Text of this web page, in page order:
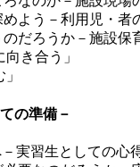
よう－利用児・者
だろうか－施設保
き合う」
の準備－
実習生としての心